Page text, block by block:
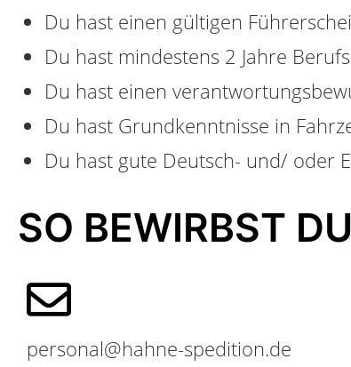
Du hast einen gültigen
Du hast mindestens 2 Jahre
Du hast einen
Du hast Grundkenntnisse in
Du hast gute Deutsch- und/ oder
SO BEWIRBST
personal@hahne-spedition.de